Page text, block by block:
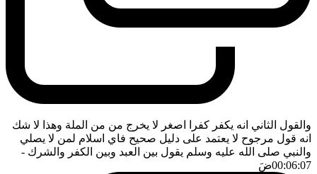
والقول الثاني انه يكفر كفرا اصغر لا يخرج من من الملة وهذا لا شك
انه قول مرجوح لا يعتمد على دليل صحيح فاي اسلام لمن لا يصلي
والنبي صلى الله عليه وسلم يقول بين العبد وبين الكفر والشرك -
00:06:07ضَ